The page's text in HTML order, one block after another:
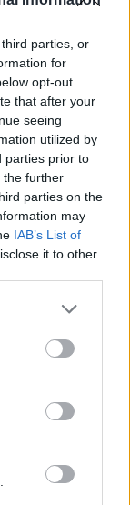
parties, or
for
opt-out
that after your
seeing
utilized by
parties prior to
the further
parties on the
may
IAB’s List of
it to other
с ЕС е